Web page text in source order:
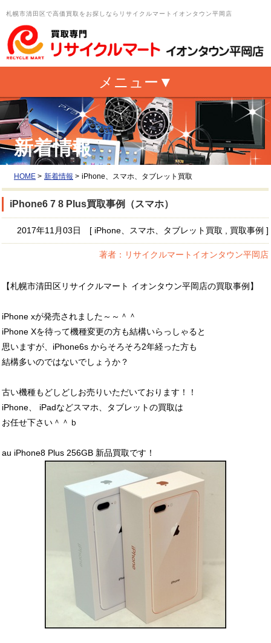
札幌市清田区で高価買取をお探しならリサイクルマートイオンタウン平岡店
新着情報
HOME > 新着情報 > iPhone、スマホ、タブレット買取
iPhone6 7 8 Plus買取事例（スマホ）
2017年11月03日 [ iPhone、スマホ、タブレット買取 , 買取事例 ]
著者：リサイクルマートイオンタウン平岡店
【札幌市清田区リサイクルマート イオンタウン平岡店の買取事例】
iPhone xが発売されました～～＾＾
iPhone Xを待って機種変更の方も結構いらっしゃると
思いますが、iPhone6s からそろそろ2年経った方も
結構多いのではないでしょうか？
古い機種もどしどしお売りいただいております！！
iPhone、 iPadなどスマホ、タブレットの買取は
お任せ下さい＾＾ｂ
au iPhone8 Plus 256GB 新品買取です！